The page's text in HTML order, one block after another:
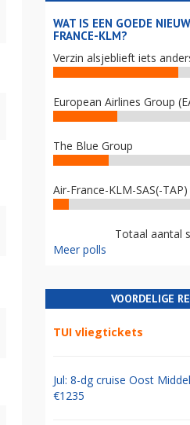
WAT IS EEN GOEDE
FRANCE-KLM?
Verzin alsjeblieft iets
European Airlines Group
The Blue Group
Air-France-KLM-SAS(-TAP)
Totaal aantal
Meer polls
VOORDELIGE
TUI vliegtickets
Jul: 8-dg cruise Oost
€1235